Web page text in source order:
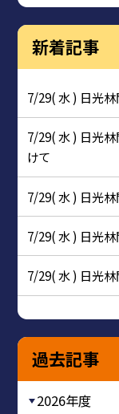
新着記事
7/29( 水 ) 日光
7/29( 水 ) 日光
けて
7/29( 水 ) 日光
7/29( 水 ) 日光
7/29( 水 ) 日光
過去記事
2026年度